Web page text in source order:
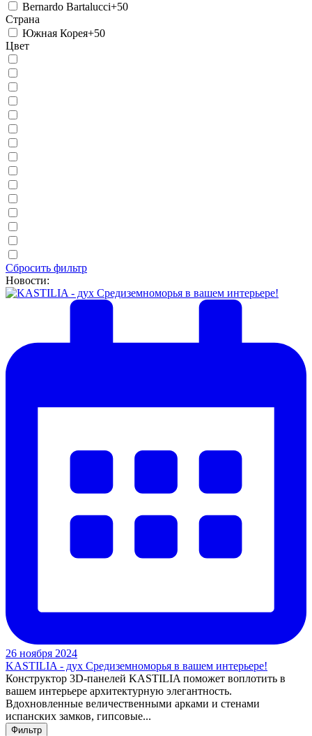
Bernardo Bartalucci+50
Страна
Южная Корея+50
Цвет
Сбросить фильтр
Новости:
26 ноября 2024
KASTILIA - дух Средиземноморья в вашем интерьере!
Конструктор 3D-панелей KASTILIA поможет воплотить в
вашем интерьере архитектурную элегантность.
Вдохновленные величественными арками и стенами
испанских замков, гипсовые...
Фильтр